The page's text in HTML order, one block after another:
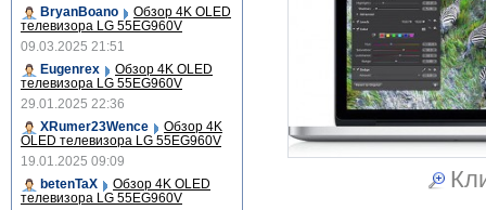
BryanBoano
Обзор 4K OLED
телевизора LG 55EG960V
09.03.2025 21:51
Eugenrex
Обзор 4K OLED
телевизора LG 55EG960V
29.01.2025 22:36
XRumer23Wence
Обзор 4K
OLED телевизора LG 55EG960V
19.01.2025 09:09
betenTaX
Обзор 4K OLED
телевизора LG 55EG960V